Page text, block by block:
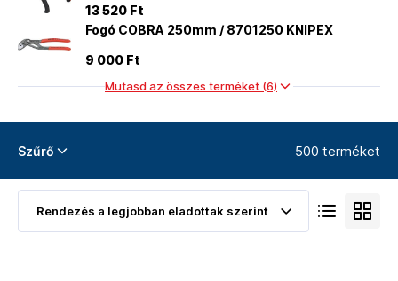
13 520 Ft
Fogó COBRA 250mm / 8701250 KNIPEX
9 000 Ft
Mutasd az összes terméket (6)
Szűrő 500 terméket